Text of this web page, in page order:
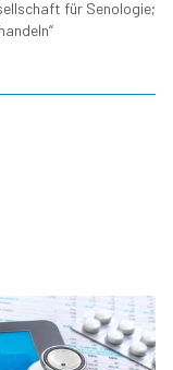
für Senologie;